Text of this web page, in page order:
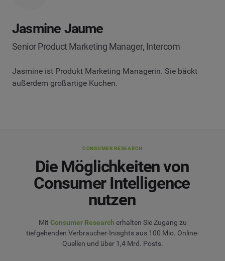
Jasmine Jaume
Senior Product Marketing Manager, Intercom
Jasmine ist Produkt Marketing Managerin. Sie bäckt
außerdem großartige Kuchen.
CONSUMER RESEARCH
Die Möglichkeiten von
Consumer Intelligence
nutzen
Mit Consumer Research erhalten Sie Zugang zu
tiefgehenden Verbraucher-Inisghts aus 100 Mio. Online-
Quellen und über 1,4 Mrd. Posts.